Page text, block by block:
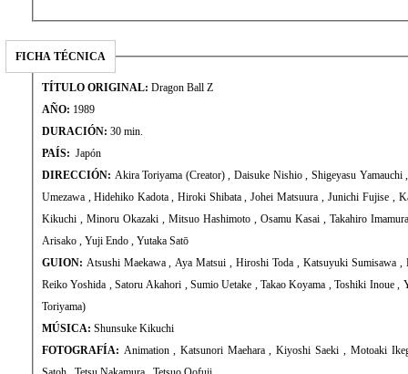
FICHA TÉCNICA
TÍTULO ORIGINAL: Dragon Ball Z
AÑO: 1989
DURACIÓN: 30 min.
PAÍS: Japón
DIRECCIÓN: Akira Toriyama (Creator) , Daisuke Nishio , Shigeyasu Yamauchi , Masahiro Hosoda , Atsutoshi
Umezawa , Hidehiko Kadota , Hiroki Shibata , Johei Matsuura , Junichi Fujise , Kazuhisa Takenouchi , Kazuhito
Kikuchi , Minoru Okazaki , Mitsuo Hashimoto , Osamu Kasai , Takahiro Imamura , Yoshihiro Ueda , Toshihiko
Arisako , Yuji Endo , Yutaka Satō
GUION: Atsushi Maekawa , Aya Matsui , Hiroshi Toda , Katsuyuki Sumisawa , Keiji Terui , Masashi Kubota ,
Reiko Yoshida , Satoru Akahori , Sumio Uetake , Takao Koyama , Toshiki Inoue , Yoshiyuki Suga (Manga: Akira
Toriyama)
MÚSICA: Shunsuke Kikuchi
FOTOGRAFÍA: Animation , Katsunori Maehara , Kiyoshi Saeki , Motoaki Ikegami , Noriko Suzuki , Takao